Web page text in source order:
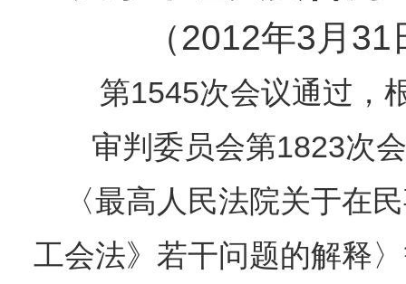
（2012年3月
第1545次会议通过，
审判委员会第1823次
〈最高人民法院关于在
工会法》若干问题的解释